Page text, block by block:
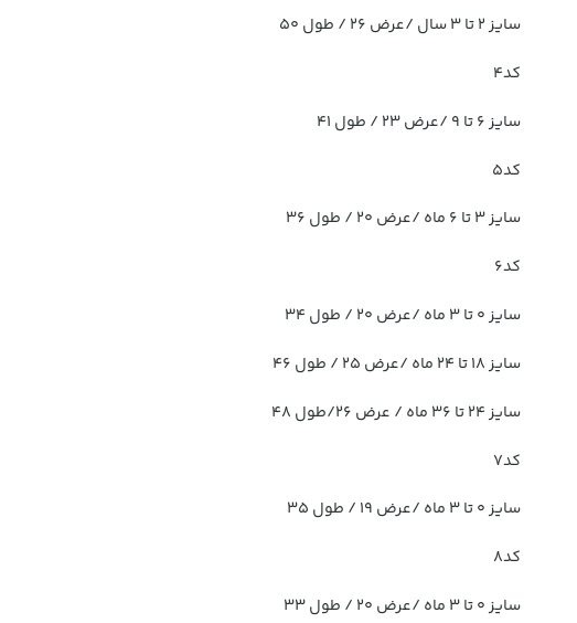
سایز ۲ تا ۳ سال /عرض ۲۶ / طول ۵۰
کد4
سایز ۶ تا ۹ /عرض ۲۳ / طول ۴۱
کد5
سایز ۳ تا ۶ ماه /عرض ۲۰ / طول ۳۶
کد6
سایز ۰ تا ۳ ماه /عرض ۲۰ / طول ۳۴
سایز ۱۸ تا ۲۴ ماه /عرض ۲۵ / طول ۴۶
سایز ۲۴ تا ۳۶ ماه / عرض ۲۶/طول ۴۸
کد7
سایز ۰ تا ۳ ماه /عرض ۱۹ / طول ۳۵
کد8
سایز ۰ تا ۳ ماه /عرض ۲۰ / طول ۳۳